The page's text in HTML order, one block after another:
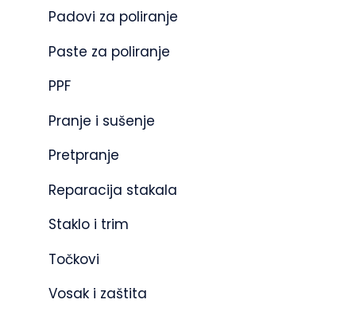
Padovi za poliranje
Paste za poliranje
PPF
Pranje i sušenje
Pretpranje
Reparacija stakala
Staklo i trim
Točkovi
Vosak i zaštita